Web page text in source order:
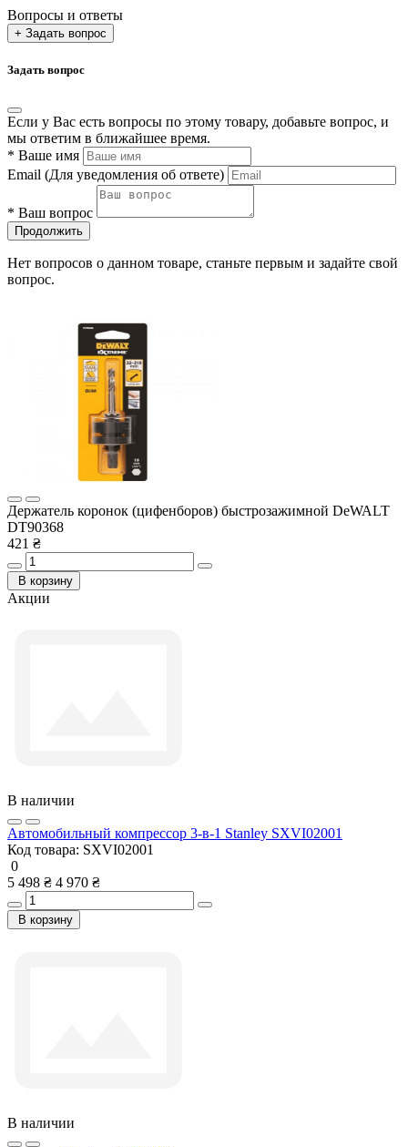
Вопросы и ответы
+ Задать вопрос
Задать вопрос
Если у Вас есть вопросы по этому товару, добавьте вопрос, и
мы ответим в ближайшее время.
* Ваше имя
Email (Для уведомления об ответе)
* Ваш вопрос
Продолжить
Нет вопросов о данном товаре, станьте первым и задайте свой
вопрос.
Держатель коронок (цифенборов) быстрозажимной DeWALT
DT90368
421 ₴
В корзину
Акции
В наличии
Автомобильный компрессор 3-в-1 Stanley SXVI02001
Код товара: SXVI02001
0
5 498 ₴ 4 970 ₴
В корзину
В наличии